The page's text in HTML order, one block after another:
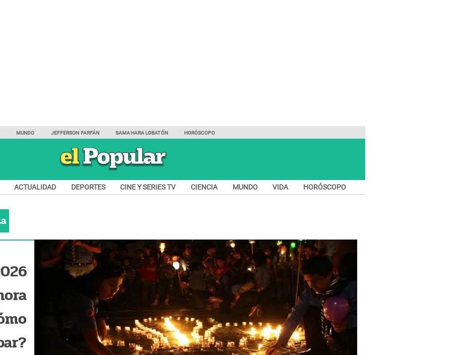
MUNDO JEFFERSON FARFÁN SAMAHARA LOBATÓN HORÓSCOPO
ACTUALIDAD DEPORTES CINE Y SERIES TV CIENCIA MUNDO VIDA HORÓSCOPO